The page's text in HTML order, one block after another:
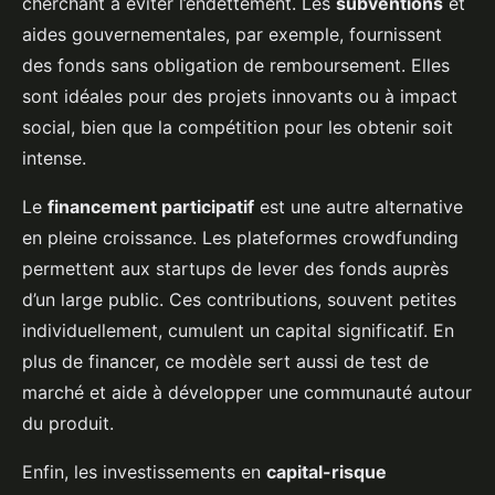
aides gouvernementales, par exemple, fournissent
des fonds sans obligation de remboursement. Elles
sont idéales pour des projets innovants ou à impact
social, bien que la compétition pour les obtenir soit
intense.
Le financement participatif est une autre alternative
en pleine croissance. Les plateformes crowdfunding
permettent aux startups de lever des fonds auprès
d’un large public. Ces contributions, souvent petites
individuellement, cumulent un capital significatif. En
plus de financer, ce modèle sert aussi de test de
marché et aide à développer une communauté autour
du produit.
Enfin, les investissements en capital-risque